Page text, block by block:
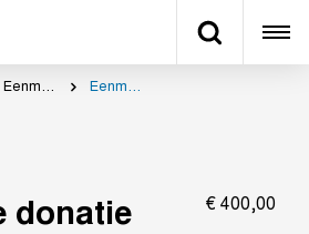
Eenmalig doneren Eenmalige donatie van 400,00 euro
donatie
€ 400,00